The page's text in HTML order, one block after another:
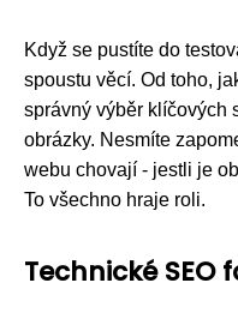
Když se pustíte do
spoustu věcí. Od toho,
správný výběr klíčových
obrázky. Nesmíte
webu chovají - jestli je
To všechno hraje roli.
Technické SEO